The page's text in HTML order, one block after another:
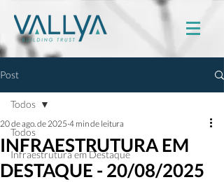
Post
Todos
Infraestrutura em Destaque
Todos
INFRAESTRUTURA EM
DESTAQUE - 20/08/2025
20 de ago. de 2025 4 min de leitura